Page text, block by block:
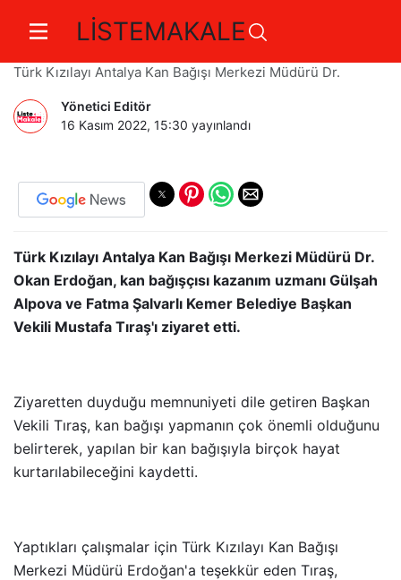
LİSTEMAKALE
İyi ki varsın kan dostum
Türk Kızılayı Antalya Kan Bağışı Merkezi Müdürü Dr.
Yönetici Editör
16 Kasım 2022, 15:30 yayınlandı
Türk Kızılayı Antalya Kan Bağışı Merkezi Müdürü Dr.
Okan Erdoğan, kan bağışçısı kazanım uzmanı Gülşah
Alpova ve Fatma Şalvarlı Kemer Belediye Başkan
Vekili Mustafa Tıraş'ı ziyaret etti.
Ziyaretten duyduğu memnuniyeti dile getiren Başkan
Vekili Tıraş, kan bağışı yapmanın çok önemli olduğunu
belirterek, yapılan bir kan bağışıyla birçok hayat
kurtarılabileceğini kaydetti.
Yaptıkları çalışmalar için Türk Kızılayı Kan Bağışı
Merkezi Müdürü Erdoğan'a teşekkür eden Tıraş,